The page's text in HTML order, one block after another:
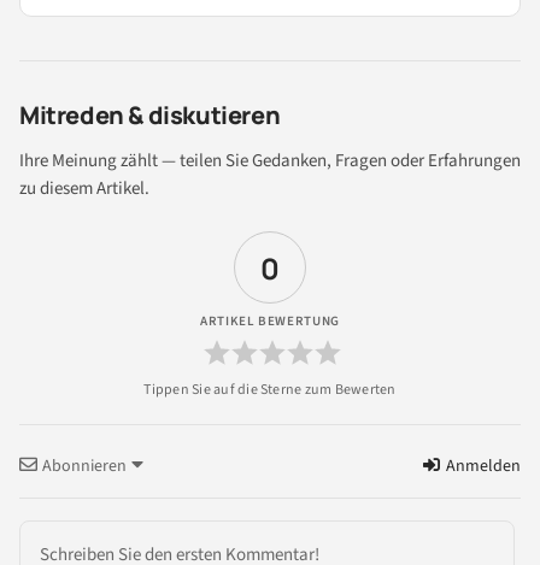
Mitreden & diskutieren
Ihre Meinung zählt — teilen Sie Gedanken, Fragen oder Erfahrungen
zu diesem Artikel.
0
ARTIKEL BEWERTUNG
Abonnieren Anmelden